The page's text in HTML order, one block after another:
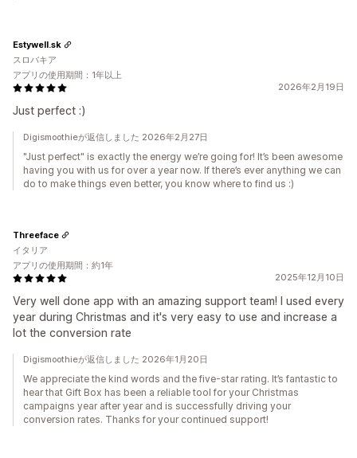
2026年2月19日
Just perfect :)
Estywell.sk
スロバキア
アプリの使用期間：1年以上
Digismoothieが返信しました 2026年2月27日
"Just perfect" is exactly the energy we’re going for! It’s been awesome
having you with us for over a year now. If there’s ever anything we can
do to make things even better, you know where to find us :)
2025年12月10日
Very well done app with an amazing support team! I used every
year during Christmas and it's very easy to use and increase a
lot the conversion rate
Threeface
イタリア
アプリの使用期間：約1年
Digismoothieが返信しました 2026年1月20日
We appreciate the kind words and the five-star rating. It’s fantastic to
hear that Gift Box has been a reliable tool for your Christmas
campaigns year after year and is successfully driving your
conversion rates. Thanks for your continued support!